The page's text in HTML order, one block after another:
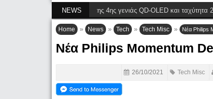
NEWS
την ευκρίνεια της 4ης γενιάς QD-OLED και ταχύτητα 240 Hz
Home » News » Tech » Tech Misc » Νέα Philips
Νέα Philips Momentum
26/10/2021 Tech Misc